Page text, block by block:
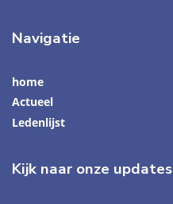
Navigatie
home
Actueel
Ledenlijst
Kijk naar onze updates